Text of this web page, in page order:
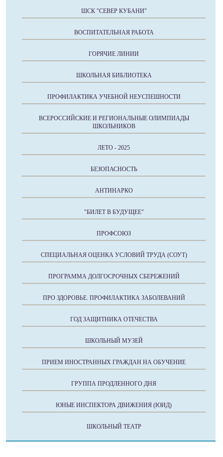
ШСК "СЕВЕР КУБАНИ"
ВОСПИТАТЕЛЬНАЯ РАБОТА
ГОРЯЧИЕ ЛИНИИ
ШКОЛЬНАЯ БИБЛИОТЕКА
ПРОФИЛАКТИКА УЧЕБНОЙ НЕУСПЕШНОСТИ
ВСЕРОССИЙСКИЕ И РЕГИОНАЛЬНЫЕ ОЛИМПИАДЫ
ШКОЛЬНИКОВ
ЛЕТО - 2025
БЕЗОПАСНОСТЬ
АНТИНАРКО
"БИЛЕТ В БУДУЩЕЕ"
ПРОФСОЮЗ
СПЕЦИАЛЬНАЯ ОЦЕНКА УСЛОВИЙ ТРУДА (СОУТ)
ПРОГРАММА ДОЛГОСРОЧНЫХ СБЕРЕЖЕНИЙ
ПРО ЗДОРОВЬЕ. ПРОФИЛАКТИКА ЗАБОЛЕВАНИЙ
ГОД ЗАЩИТНИКА ОТЕЧЕСТВА
ШКОЛЬНЫЙ МУЗЕЙ
ПРИЕМ ИНОСТРАННЫХ ГРАЖДАН НА ОБУЧЕНИЕ
ГРУППА ПРОДЛЕННОГО ДНЯ
ЮНЫЕ ИНСПЕКТОРА ДВИЖЕНИЯ (ЮИД)
ШКОЛЬНЫЙ ТЕАТР